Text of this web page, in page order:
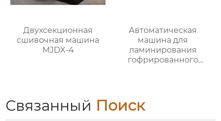
Двухсекционная
сшивочная машина
MJDX-4
Автоматическая
машина для
ламинирования
гофрированного
Связанный Поиск